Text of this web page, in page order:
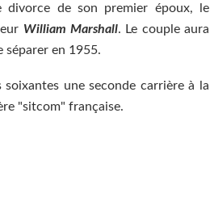
divorce de son premier époux, le
William Marshall. Le couple aura
séparer en 1955.
soixantes une seconde carrière à la
"sitcom" française.